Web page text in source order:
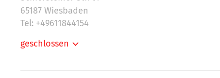
65187 Wiesbaden
Tel: +49611844154
geschlossen